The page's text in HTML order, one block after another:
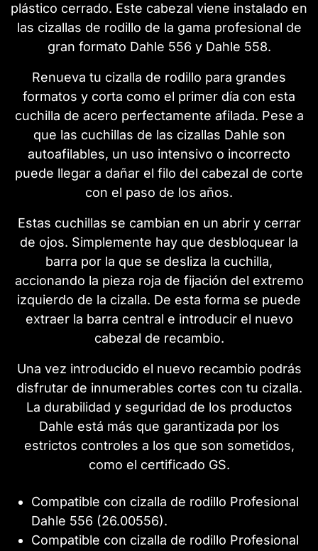
plástico cerrado. Este cabezal viene instalado en
las cizallas de rodillo de la gama profesional de
gran formato Dahle 556 y Dahle 558.
Renueva tu cizalla de rodillo para grandes
formatos y corta como el primer día con esta
cuchilla de acero perfectamente afilada. Pese a
que las cuchillas de las cizallas Dahle son
autoafilables, un uso intensivo o incorrecto
puede llegar a dañar el filo del cabezal de corte
con el paso de los años.
Estas cuchillas se cambian en un abrir y cerrar
de ojos. Simplemente hay que desbloquear la
barra por la que se desliza la cuchilla,
accionando la pieza roja de fijación del extremo
izquierdo de la cizalla. De esta forma se puede
extraer la barra central e introducir el nuevo
cabezal de recambio.
Una vez introducido el nuevo recambio podrás
disfrutar de innumerables cortes con tu cizalla.
La durabilidad y seguridad de los productos
Dahle está más que garantizada por los
estrictos controles a los que son sometidos,
como el certificado GS.
Compatible con cizalla de rodillo Profesional
Dahle 556 (26.00556).
Compatible con cizalla de rodillo Profesional